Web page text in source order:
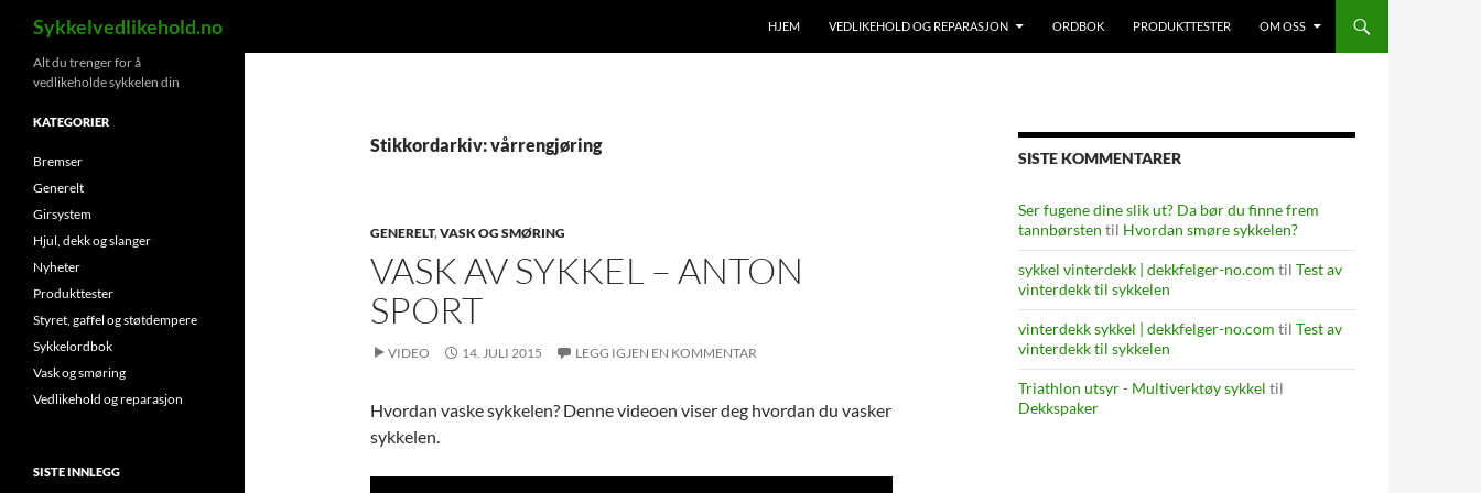
Hopp
innhold
Sykkelvedlikehold.no HJEM VEDLIKEHOLD OG REPARASJON ORDBOK PRODUKTTESTER OM OSS
Stikkordarkiv: vårrengjøring
GENERELT,VASK OG SMØRING
VASK AV SYKKEL – ANTON
SPORT
VIDEO 14. JULI 2015 LEGG IGJEN EN KOMMENTAR
Hvordan vaske sykkelen? Denne videoen viser deg hvordan du vasker
sykkelen.
SISTE KOMMENTARER
Ser fugene dine slik ut? Da bør du finne frem
tannbørsten til Hvordan smøre sykkelen?
sykkel vinterdekk | dekkfelger-no.com til Test av
vinterdekk til sykkelen
vinterdekk sykkel | dekkfelger-no.com til Test av
vinterdekk til sykkelen
Triathlon utsyr - Multiverktøy sykkel til
Dekkspaker
Alt du trenger for å
vedlikeholde sykkelen din
KATEGORIER
Bremser
Generelt
Girsystem
Hjul, dekk og slanger
Nyheter
Produkttester
Styret, gaffel og støtdempere
Sykkelordbok
Vask og smøring
Vedlikehold og reparasjon
SISTE INNLEGG